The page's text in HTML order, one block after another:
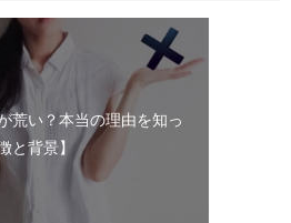
荒い？本当の理由を知っ
と背景】